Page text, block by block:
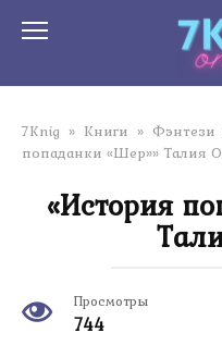
7Knig » Книги » Фэнтези
попаданки «Шер»» Талия
«История
Просмотры
744